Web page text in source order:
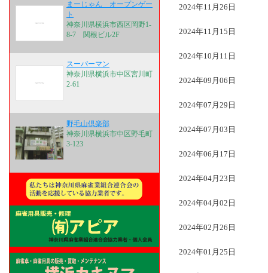
まーじゃん オープンゲー
ト
神奈川県横浜市西区岡野1-
8-7 関根ビル2F
スーパーマン
神奈川県横浜市中区宮川町
2-61
野毛山倶楽部
神奈川県横浜市中区野毛町
3-123
2024年11月26日
2024年11月15日
2024年10月11日
2024年09月06日
2024年07月29日
2024年07月03日
2024年06月17日
2024年04月23日
2024年04月02日
2024年02月26日
2024年01月25日